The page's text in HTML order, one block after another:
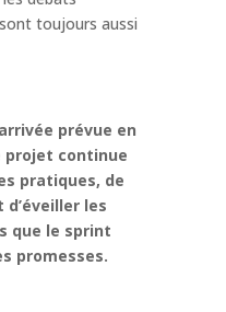
toujours aussi
prévue en
projet continue
pratiques, de
les
que le sprint
promesses.